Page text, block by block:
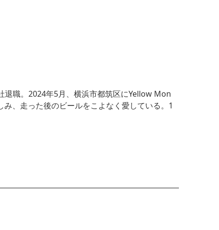
退職。2024年5月、横浜市都筑区にYellow Mon
み、走った後のビールをこよなく愛している。1